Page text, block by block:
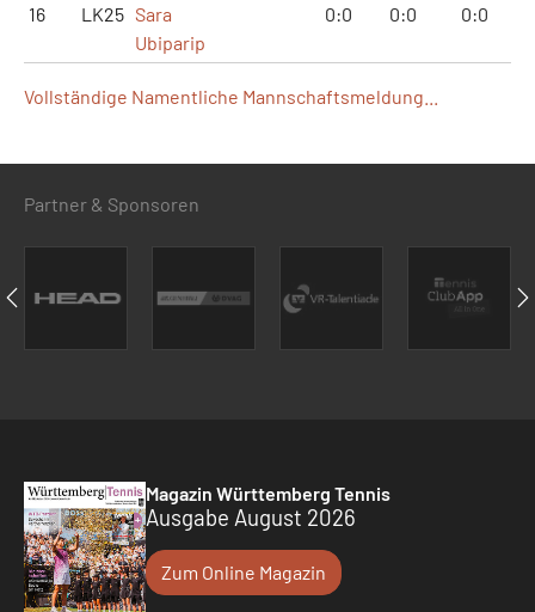
16 LK25 Sara
Ubiparip
0:0 0:0 0:0
Vollständige Namentliche Mannschaftsmeldung...
Partner & Sponsoren
Magazin Württemberg Tennis
Ausgabe August 2026
Zum Online Magazin